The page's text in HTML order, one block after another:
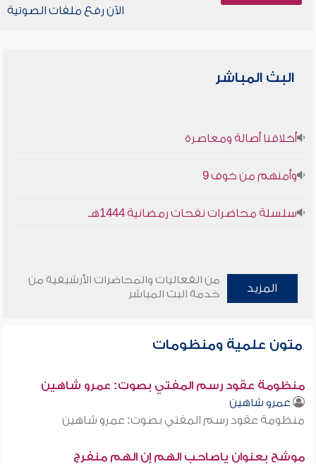
الآن رفع ملفات الصوتية
البث المباشر
أخلاقنا أصالة ومعاصرة
وأمنهم من خوف 9
سلسلة محاضرات نفحات رمضانية 1444هـ
المزيد
من الفعاليات والمحاضرات الأرشيفية من
خدمة البث المباشر
متون علمية ومنظومات
منظومة عقود رسم المفتي بصوت: عمرو شاهين
عمرو شاهين
منظومة عقود رسم المفتي بصوت: عمرو شاهين
موشح بعنوان ياصاحب الهم إن الهم منفرج